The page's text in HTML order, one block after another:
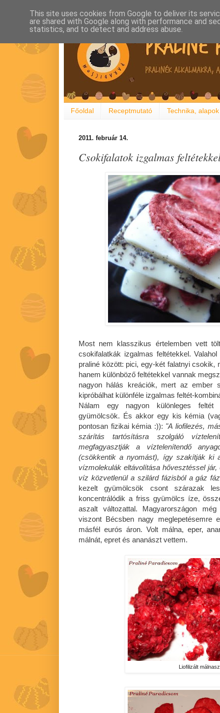
Főoldal Receptmutató Technika, alapok
2011. február 14.
Csokifalatok izgalmas
Most nem klasszikus értelemben vett
csokifalatkák izgalmas feltétekkel.
praliné között: pici, egy-két falatnyi csokik,
hanem különböző feltétekkel vannak
nagyon hálás kreációk, mert az ember
kipróbálhat különféle izgalmas feltét-
Nálam egy nagyon különleges feltét
gyümölcsök. És akkor egy kis kémia
pontosan fizikai kémia :)): "A liofilezés,
szárítás tartósításra szolgáló
megfagyasztják a víztelenítendő
(csökkentik a nyomást), így szakítják ki
vízmolekulák eltávolítása hővesztéssel
víz közvetlenül a szilárd fázisból a gáz
kezelt gyümölcsök csont szárazak
koncentrálódik a friss gyümölcs íze,
aszalt változattal. Magyarországon
viszont Bécsben nagy meglepetésemre
másfél eurós áron. Volt málna, eper,
málnát, epret és ananászt vettem.
Liofilizált
This site uses cookies from Google to deliver its
are shared with Google along with performance and
statistics, and to detect and address abuse.